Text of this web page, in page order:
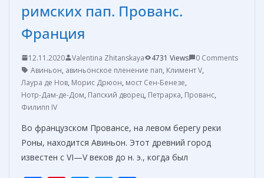
римских пап. Прованс.
Франция
12.11.2020 Valentina Zhitanskaya 4731 Views
0 Comments
Авиньон, авиньонское пленение пап, Климент V,
Лаура де Нов, Морис Дрюон, мост Сен-Бенезе,
Нотр-Дам-де-Дом, Папский дворец, Петрарка, Прованс,
Филипп IV
Во французском Провансе, на левом берегу реки
Роны, находится Авиньон. Этот древний город
известен с VI—V веков до н. э., когда был